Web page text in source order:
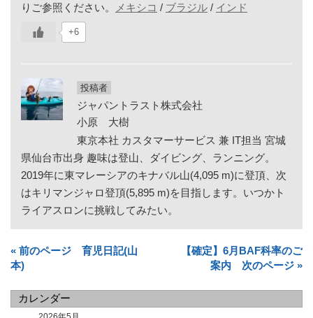
りご参照ください。
メキシコ / ブラジル / インド
+6
投稿者
ジャパントラスト株式会社
小原 大樹
東京本社 カスタマーサービス 兼 IT担当 宮城
県仙台市出身 趣味は登山、ダイビング、ランニング。
2019年に東マレーシアのキナバル山(4,095 m)に登頂、次
はキリマンジャロ登頂(5,895 m)を目指します。いつかト
ライアスロンに挑戦してみたい。
« 前のページ 育児日記(山
本)
【確定】6月BAF科率のご
案内 次のページ »
カレンダー